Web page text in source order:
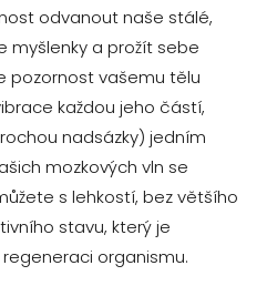
odvanout naše stálé,
myšlenky a prožít sebe
pozornost vašemu tělu
každou jeho částí,
nadsázky) jedním
mozkových vln se
s lehkostí, bez většího
stavu, který je
organismu.